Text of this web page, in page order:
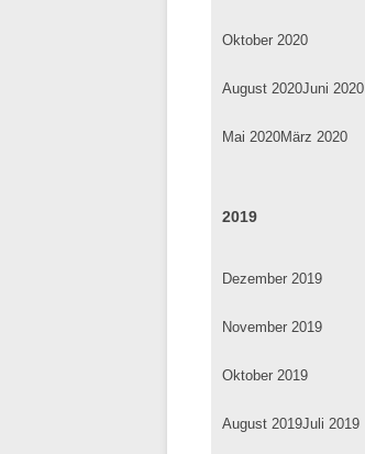
Oktober 2020
August 2020Juni 2020
Mai 2020März 2020
2019
Dezember 2019
November 2019
Oktober 2019
August 2019Juli 2019